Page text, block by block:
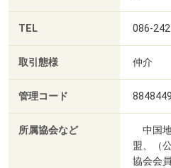
TEL 086-
取引態様 仲介
管理コード
所属協会など
中国
盟、（
協会会員